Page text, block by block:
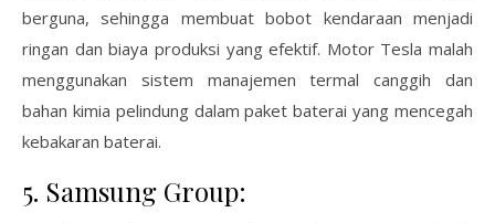
berguna, sehingga membuat bobot kendaraan menjadi
ringan dan biaya produksi yang efektif. Motor Tesla malah
menggunakan sistem manajemen termal canggih dan
bahan kimia pelindung dalam paket baterai yang mencegah
kebakaran baterai.
5. Samsung Group: